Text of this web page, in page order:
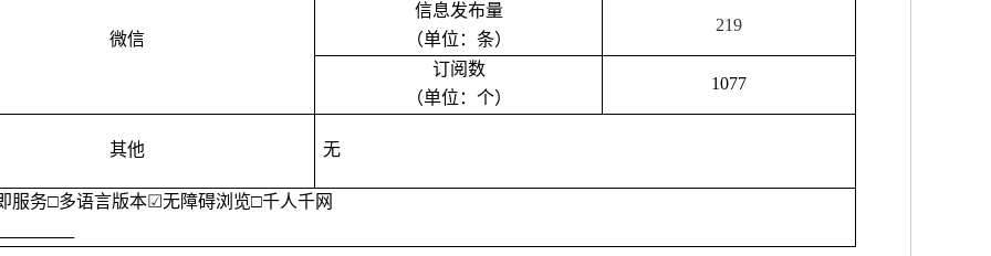
微信
信息发布量
（单位：条）
219
订阅数
（单位：个）
1077
其他 无
服务□多语言版本☑无障碍浏览□千人千网